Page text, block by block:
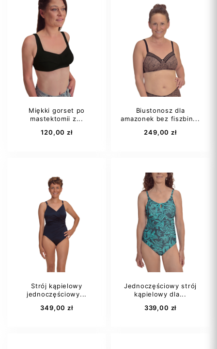
Dodaj do koszyka
75A
75E
80A
80C
+4
Dodaj do koszyka
Miękki gorset po
mastektomii z...
120,00 zł
75A
75B
75C
75D
80D
+10
Dodaj do koszyka
Biustonosz dla
amazonek bez fiszbin...
249,00 zł
75D
80B
80C
80D
85A
+4
Dodaj do koszyka
Strój kąpielowy
jednoczęściowy...
349,00 zł
Jednoczęściowy strój
kąpielowy dla...
339,00 zł